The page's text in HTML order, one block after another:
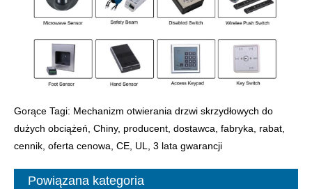
Gorące Tagi: Mechanizm otwierania drzwi skrzydłowych do
dużych obciążeń, Chiny, producent, dostawca, fabryka, rabat,
cennik, oferta cenowa, CE, UL, 3 lata gwarancji
Powiązana kategoria